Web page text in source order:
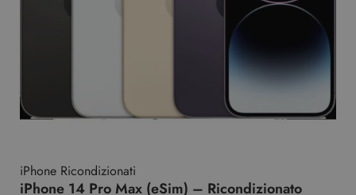
iPhone Ricondizionati
iPhone 14 Pro Max (eSim) – Ricondizionato